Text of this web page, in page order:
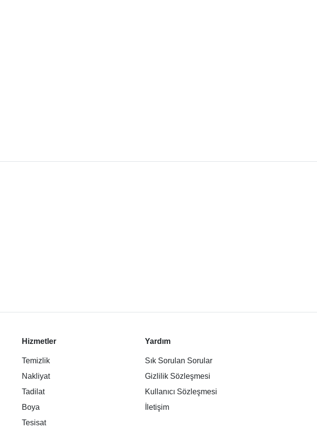
Hizmetler
Temizlik
Nakliyat
Tadilat
Boya
Tesisat
Yardım
Sık Sorulan Sorular
Gizlilik Sözleşmesi
Kullanıcı Sözleşmesi
İletişim